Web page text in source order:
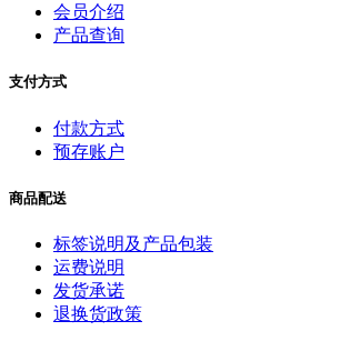
会员介绍
产品查询
支付方式
付款方式
预存账户
商品配送
标签说明及产品包装
运费说明
发货承诺
退换货政策